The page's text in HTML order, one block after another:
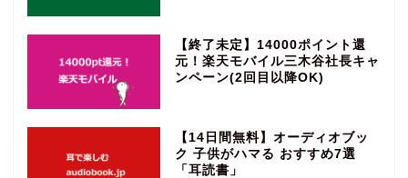
【終了未定】14000ポイント還
元！楽天モバイル三木谷社長キャ
ンペーン(2回目以降OK)
【14日間無料】オーディオブッ
ク 子供がハマる おすすめ7選
「耳読書」